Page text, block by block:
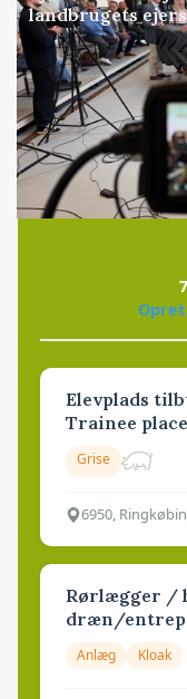
landbrugets
Elevplads
Trainee
Grise
6950,
Rørlægger /
dræn/
Anlæg Kloak